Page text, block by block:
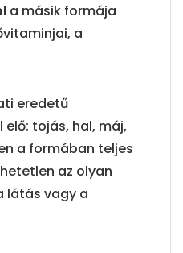
a másik formája
a
eredetű
tojás, hal, máj,
a formában teljes
az olyan
látás vagy a